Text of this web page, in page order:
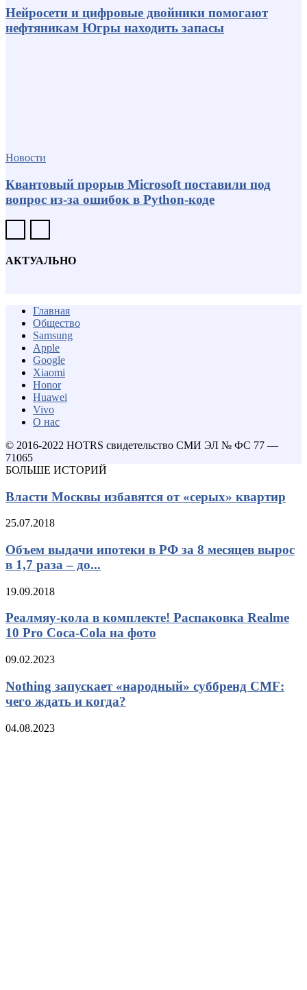
Нейросети и цифровые двойники помогают
нефтяникам Югры находить запасы
Новости
Квантовый прорыв Microsoft поставили под
вопрос из-за ошибок в Python-коде
АКТУАЛЬНО
Главная
Общество
Samsung
Apple
Google
Xiaomi
Honor
Huawei
Vivo
О нас
© 2016-2022 HOTRS свидетельство СМИ ЭЛ № ФС 77 —
71065
БОЛЬШЕ ИСТОРИЙ
Власти Москвы избавятся от «серых» квартир
25.07.2018
Объем выдачи ипотеки в РФ за 8 месяцев вырос
в 1,7 раза – до...
19.09.2018
Реалмяу-кола в комплекте! Распаковка Realme
10 Pro Coca-Cola на фото
09.02.2023
Nothing запускает «народный» суббренд CMF:
чего ждать и когда?
04.08.2023